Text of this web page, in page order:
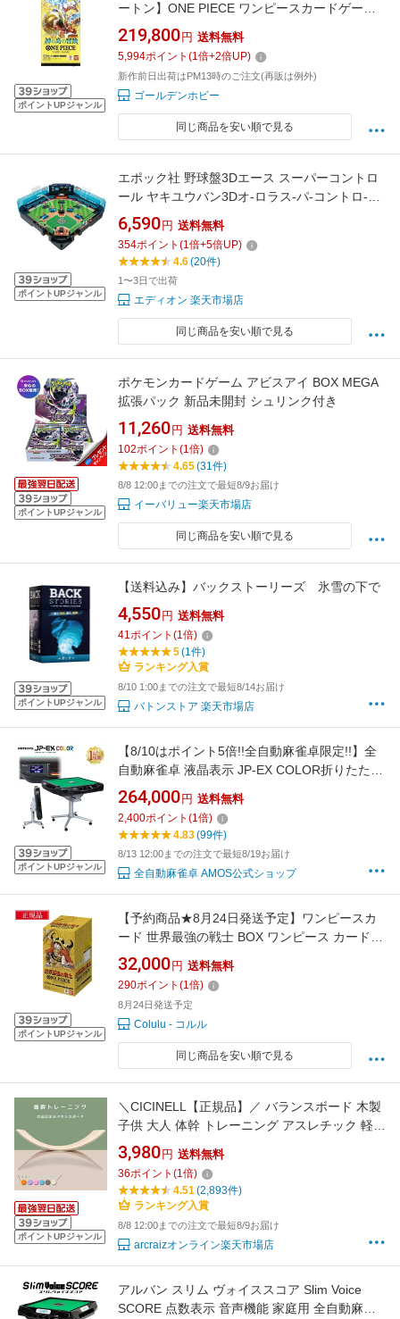
ポイントUPジャンル
ートン】ONE PIECE ワンピースカードゲーム
神の島の冒険 OP-15 1カートン 12BOX ワンピ
カード トレカ トレーディングカード バンダイ
国内正規品 ボックス 箱買い まとめ買い 空島
219,800 円 送料無料
5,994ポイント (1倍+2倍UP)
新作前日出荷はPM13時のご注文(再販は例外)
ゴールデンホビー
同じ商品を安い順で見る
ポイントUPジャンル
エポック社 野球盤3Dエース スーパーコントロ
ール ヤキユウバン3Dオ-ロラス-パ-コントロ-ル
[ヤキユウバン3Dオ-ロラス-パ-コントロ-ル]
6,590 円 送料無料
354ポイント (1倍+5倍UP)
4.6(20件)
1〜3日で出荷
エディオン 楽天市場店
同じ商品を安い順で見る
ポイントUPジャンル
ポケモンカードゲーム アビスアイ BOX MEGA
拡張パック 新品未開封 シュリンク付き
11,260 円 送料無料
102ポイント (1倍)
4.65(31件)
8/8 12:00までの注文で最短8/9お届け
イーバリュー楽天市場店
同じ商品を安い順で見る
ポイントUPジャンル
【送料込み】バックストーリーズ 氷雪の下で
4,550 円 送料無料
41ポイント (1倍)
5(1件)
ランキング入賞
8/10 1:00までの注文で最短8/14お届け
バトンストア 楽天市場店
ポイントUPジャンル
【8/10はポイント5倍!!全自動麻雀卓限定!!】全
自動麻雀卓 液晶表示 JP-EX COLOR折りたたみ
タイプ 28mm ブラックラメ
264,000 円 送料無料
2,400ポイント (1倍)
4.83(99件)
8/13 12:00までの注文で最短8/19お届け
全自動麻雀卓 AMOS公式ショップ
ポイントUPジャンル
【予約商品★8月24日発送予定】ワンピースカ
ード 世界最強の戦士 BOX ワンピース カードゲ
ーム ボックス ワンピ カード トレカ バンダイ
【OP-17】 BOX 新品 未開封 24パック入り ブ
ースターパック ワンピカ
32,000 円 送料無料
290ポイント (1倍)
8月24日発送予定
Colulu - コルル
同じ商品を安い順で見る
ポイントUPジャンル
＼CICINELL【正規品】／ バランスボード 木製
子供 大人 体幹 トレーニング アスレチック 軽量
大人 室内遊び おすすめ こども バランス ボード
小学生 遊具 フィットネス ヨガ ボード子供用
バランス フィットヨガボード おもちゃ 木育 プ
レゼント
3,980 円 送料無料
36ポイント (1倍)
4.51(2,893件)
ランキング入賞
8/8 12:00までの注文で最短8/9お届け
arcraizオンライン楽天市場店
アルバン スリム ヴォイススコア Slim Voice
SCORE 点数表示 音声機能 家庭用 全自動麻雀